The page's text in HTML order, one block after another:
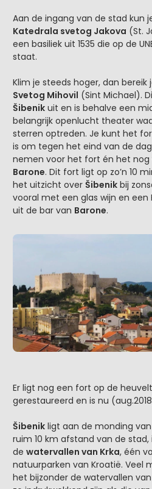
Aan de ingang van de stad kun
Katedrala svetog Jakova (St.
een basiliek uit 1535 die op de
staat.
Klim je steeds hoger, dan
Svetog Mihovil (Sint Michael).
Šibenik uit en is behalve een
belangrijk openlucht theater
sterren optreden. Je kunt het
is om tegen het eind van de
nemen voor het fort én het nog
Barone. Dit fort ligt op zo’n 10
het uitzicht over Šibenik bij
vooral met een glas wijn en
uit de bar van Barone.
Er ligt nog een fort op de
gerestaureerd en is nu
Šibenik ligt aan de monding
ruim 10 km afstand van de
de watervallen van Krka, één
natuurparken van Kroatië. Veel
het bijzonder de watervallen van